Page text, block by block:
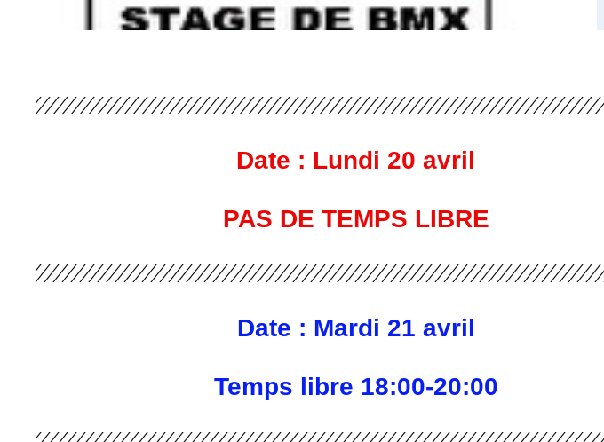
Date : Lundi 20 avril
PAS DE TEMPS LIBRE
Date : Mardi 21 avril
Temps libre 18:00-20:00